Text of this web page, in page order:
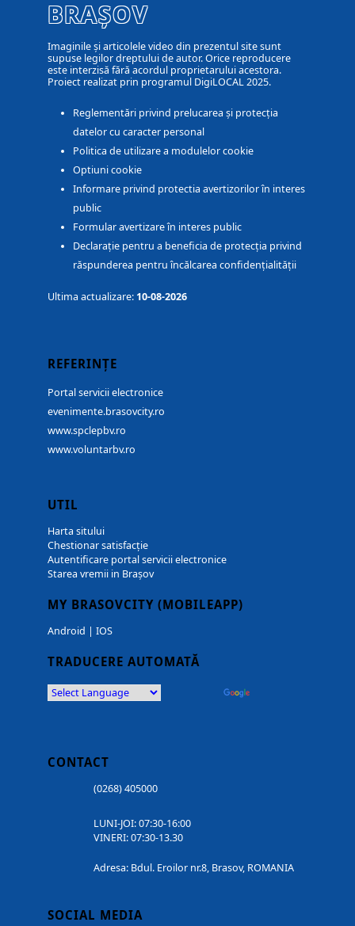
BRAȘOV
Imaginile și articolele video din prezentul site sunt
supuse legilor dreptului de autor. Orice reproducere
este interzisă fără acordul proprietarului acestora.
Proiect realizat prin programul DigiLOCAL 2025.
Reglementări privind prelucarea și protecția
datelor cu caracter personal
Politica de utilizare a modulelor cookie
Optiuni cookie
Informare privind protectia avertizorilor în interes
public
Formular avertizare în interes public
Declarație pentru a beneficia de protecția privind
răspunderea pentru încălcarea confidențialității
Ultima actualizare: 10-08-2026
REFERINȚE
Portal servicii electronice
evenimente.brasovcity.ro
www.spclepbv.ro
www.voluntarbv.ro
UTIL
Harta sitului
Chestionar satisfacție
Autentificare portal servicii electronice
Starea vremii in Brașov
MY BRASOVCITY (MOBILEAPP)
Android | IOS
TRADUCERE AUTOMATĂ
CONTACT
(0268) 405000
LUNI-JOI: 07:30-16:00
VINERI: 07:30-13.30
Adresa: Bdul. Eroilor nr.8, Brasov, ROMANIA
SOCIAL MEDIA